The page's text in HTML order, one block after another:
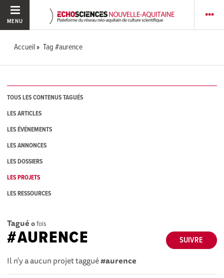
MENU
Accueil Tag #aurence
TOUS LES CONTENUS TAGUÉS
LES ARTICLES
LES ÉVÉNEMENTS
LES ANNONCES
LES DOSSIERS
LES PROJETS
LES RESSOURCES
Tagué 0fois
SUIVRE
#AURENCE
Il n'y a aucun projet taggué#aurence